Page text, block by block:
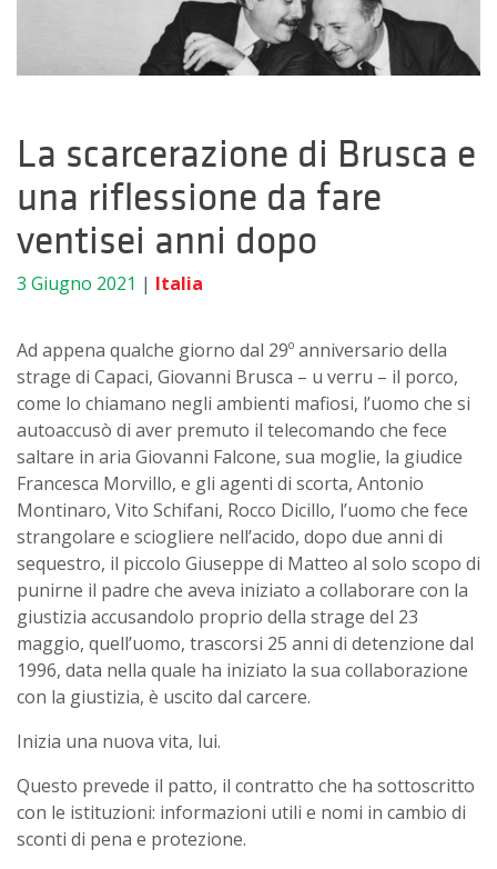
La scarcerazione di Brusca e
una riflessione da fare
ventisei anni dopo
3 Giugno 2021 | Italia
Ad appena qualche giorno dal 29º anniversario della
strage di Capaci, Giovanni Brusca – u verru – il porco,
come lo chiamano negli ambienti mafiosi, l’uomo che si
autoaccusò di aver premuto il telecomando che fece
saltare in aria Giovanni Falcone, sua moglie, la giudice
Francesca Morvillo, e gli agenti di scorta, Antonio
Montinaro, Vito Schifani, Rocco Dicillo, l’uomo che fece
strangolare e sciogliere nell’acido, dopo due anni di
sequestro, il piccolo Giuseppe di Matteo al solo scopo di
punirne il padre che aveva iniziato a collaborare con la
giustizia accusandolo proprio della strage del 23
maggio, quell’uomo, trascorsi 25 anni di detenzione dal
1996, data nella quale ha iniziato la sua collaborazione
con la giustizia, è uscito dal carcere.
Inizia una nuova vita, lui.
Questo prevede il patto, il contratto che ha sottoscritto
con le istituzioni: informazioni utili e nomi in cambio di
sconti di pena e protezione.